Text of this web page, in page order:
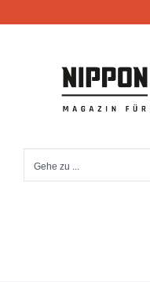
Inhalt
Gehe zu ...